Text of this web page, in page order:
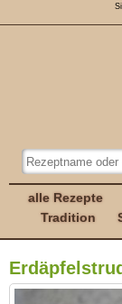
alle Rezepte
Tradition